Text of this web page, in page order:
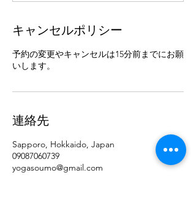
キャンセルポリシー
予約の変更やキャンセルは15分前までにお願
いします。
連絡先
Sapporo, Hokkaido, Japan
09087060739
yogasoumo@gmail.com